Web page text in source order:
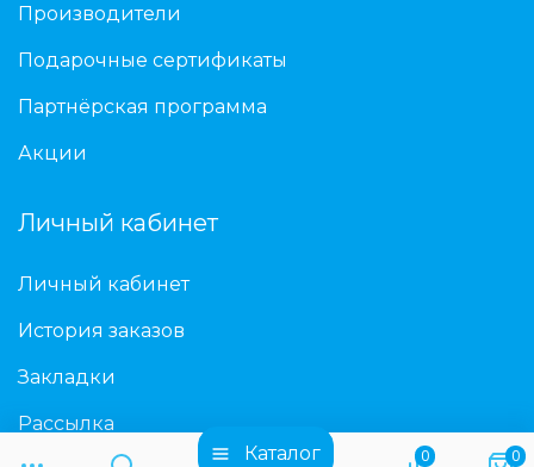
Каталог 0 0
Производители
Подарочные сертификаты
Партнёрская программа
Акции
Личный кабинет
Личный кабинет
История заказов
Закладки
Рассылка